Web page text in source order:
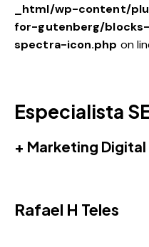
_html/wp-content/
for-gutenberg/
spectra-icon.php on
Especialista
+ Marketing Digital
Rafael H Teles